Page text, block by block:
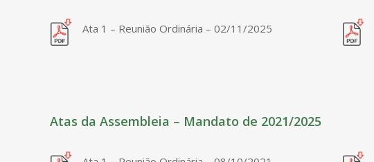
Ata 1 – Reunião Ordinária – 02/11/2025
Atas da Assembleia – Mandato de 2021/2025